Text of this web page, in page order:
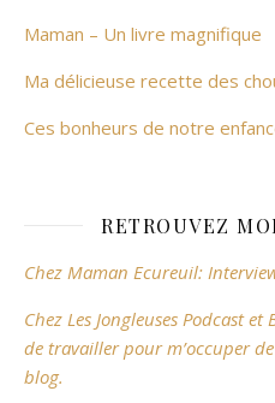
Maman – Un livre magnifique
Ma délicieuse recette des
Ces bonheurs de notre
RETROUVEZ
Chez Maman Ecureuil:
Chez Les Jongleuses Podcast
de travailler pour m’occuper
blog.